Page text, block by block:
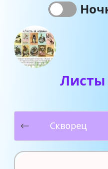
Листы
Скворец